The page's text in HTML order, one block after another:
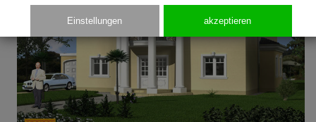
Einstellungen akzeptieren